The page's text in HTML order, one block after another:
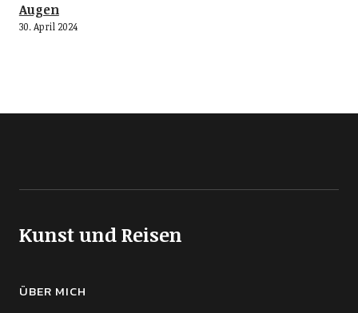
Augen
30. April 2024
Kunst und Reisen
ÜBER MICH